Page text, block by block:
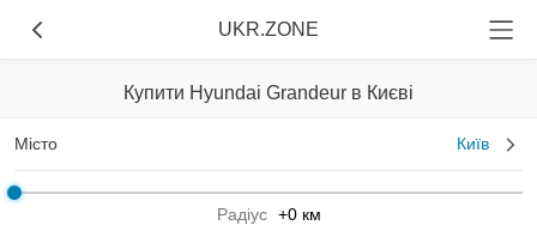
UKR.ZONE
Купити Hyundai Grandeur в Києві
Місто Київ
Радіус +0 км